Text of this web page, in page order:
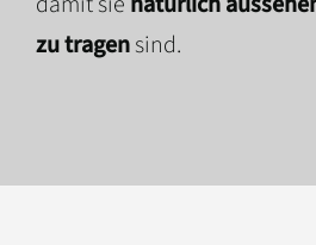
zu tragensind.